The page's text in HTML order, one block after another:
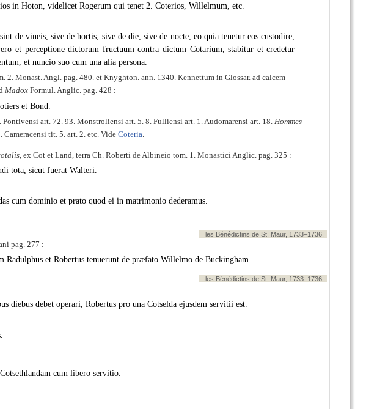
in Hoton, videlicet Rogerum qui tenet 2. Coterios, Willelmum, etc.
de vineis, sive de hortis, sive de die, sive de nocte, eo quia tenetur eos custodire,
et perceptione dictorum fructuum contra dictum Cotarium, stabitur et credetur
et nuncio suo cum una alia persona.
2. Monast. Angl. pag. 480. et Knyghton. ann. 1340. Kennettum in Glossar. ad calcem
MadoxFormul. Anglic. pag. 428 :
et Bond.
art. 72. 93. Monstroliensi art. 5. 8. Fulliensi art. 1. Audomarensi art. 18. Hommes
tit. 5. art. 2. etc. VideCoteria
, ex Cot et Land, terra Ch. Roberti de Albineio tom. 1. Monastici Anglic. pag. 325 :
tota, sicut fuerat Walteri.
cum dominio et prato quod ei in matrimonio dederamus.
les Bénédictins de St. Maur, 1733–1736.
pag. 277 :
Radulphus et Robertus tenuerunt de præfato Willelmo de Buckingham.
les Bénédictins de St. Maur, 1733–1736.
diebus debet operari, Robertus pro una Cotselda ejusdem servitii est.
cum libero servitio.